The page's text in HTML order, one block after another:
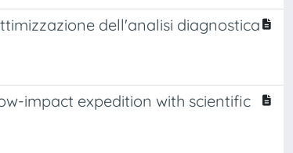
dell'analisi diagnostica
impact expedition with scientific